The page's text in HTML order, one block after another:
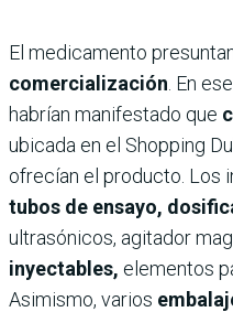
El medicamento
comercialización . En
habrían manifestado que
ubicada en el Shopping
ofrecían el producto. Los
tubos de ensayo,
ultrasónicos, agitador
inyectables, elementos
Asimismo, varios